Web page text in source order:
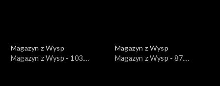
Magazyn z Wysp
Magazyn z Wysp - 103.
Magazyn z Wysp
Magazyn z Wysp - 87.